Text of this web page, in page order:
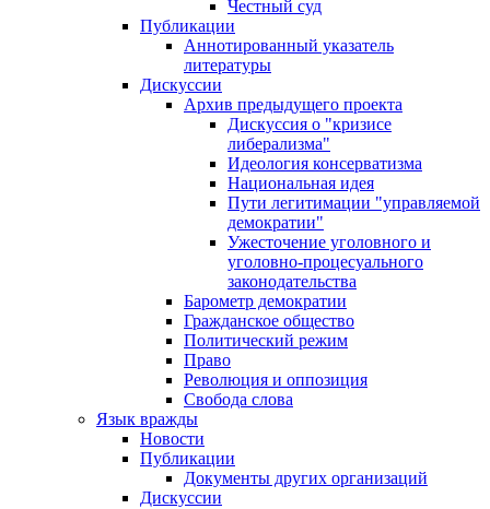
Честный суд
Публикации
Аннотированный указатель
литературы
Дискуссии
Архив предыдущего проекта
Дискуссия о "кризисе
либерализма"
Идеология консерватизма
Национальная идея
Пути легитимации "управляемой
демократии"
Ужесточение уголовного и
уголовно-процесуального
законодательства
Барометр демократии
Гражданское общество
Политический режим
Право
Революция и оппозиция
Свобода слова
Язык вражды
Новости
Публикации
Документы других организаций
Дискуссии